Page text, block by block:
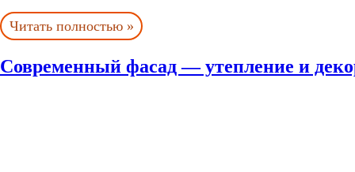
Читать полностью »
Современный фасад — утепление и